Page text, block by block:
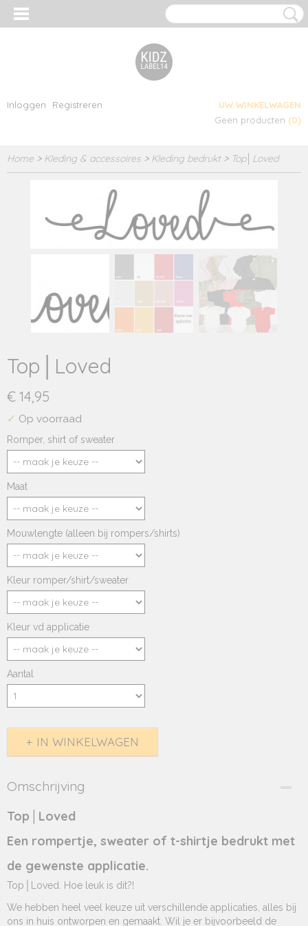
Inloggen Registreren
UW WINKELWAGEN
Geen producten (0)
Home > Kleding & accessoires > Kleding bedrukt> Top│Loved
Top│Loved
€ 14,95
✓ Op voorraad
Romper, shirt of sweater
Maat
Mouwlengte (alleen bij rompers/shirts)
Kleur romper/shirt/sweater
Kleur vd applicatie
Aantal
IN WINKELWAGEN
Omschrijving
Top│Loved
Een rompertje, sweater of t-shirtje bedrukt met
de gewenste applicatie.
Top│Loved. Hoe leuk is dit?!
We hebben heel veel keuze uit verschillende applicaties, alles bij
ons in huis ontworpen en gemaakt. Wil je er bijvoorbeeld de